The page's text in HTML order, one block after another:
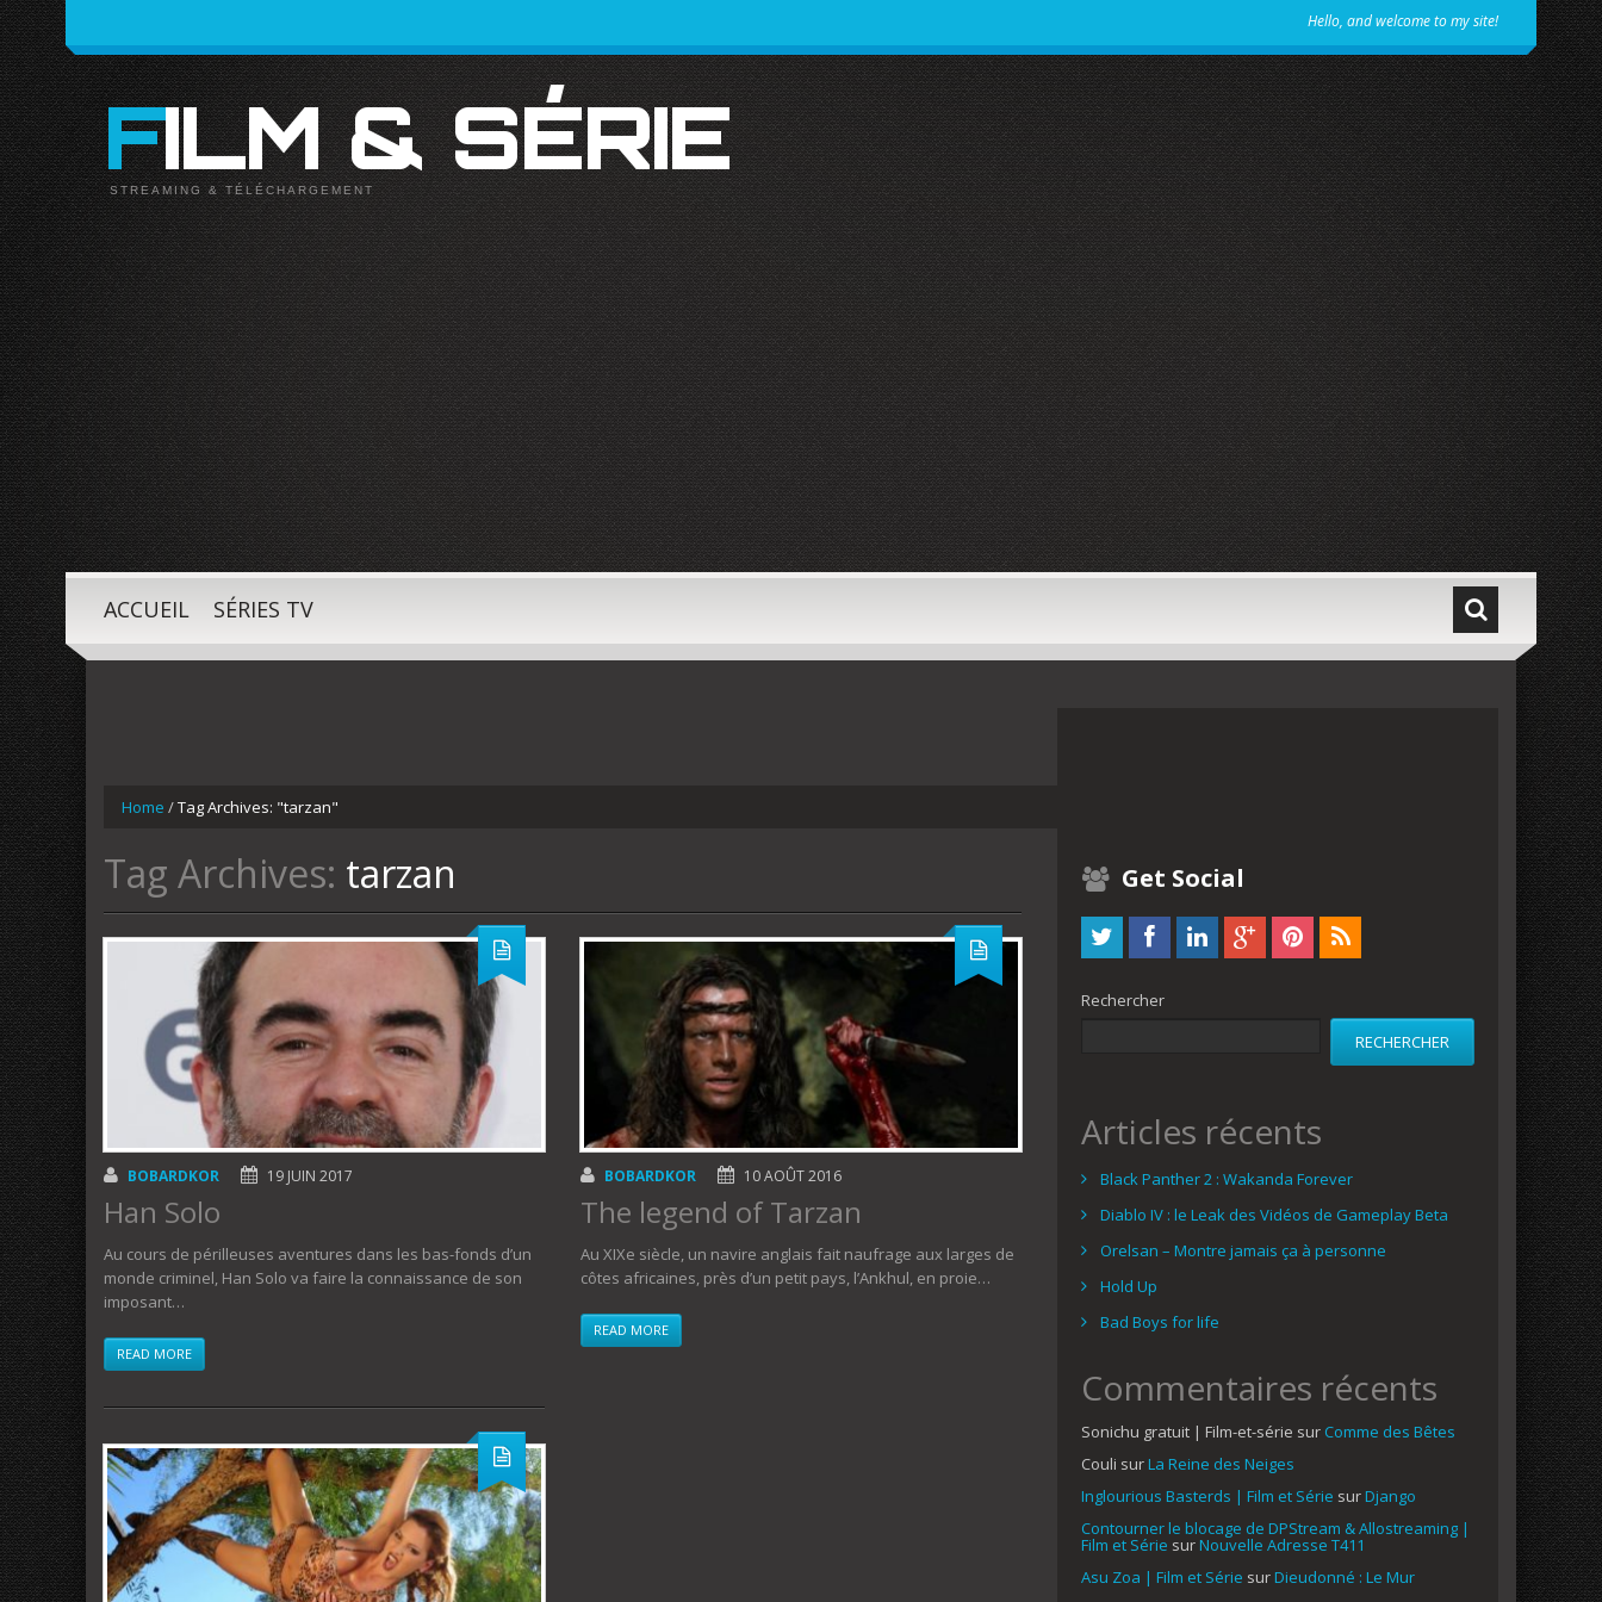
Hello, and welcome to my site!
FILM & SÉRIE
STREAMING & TÉLÉCHARGEMENT
ACCUEIL SÉRIES TV
Home /Tag Archives: "tarzan"
Tag Archives: tarzan
BOBARDKOR 19 JUIN 2017
Han Solo
Au cours de périlleuses aventures dans les bas-fonds d’un
monde criminel, Han Solo va faire la connaissance de son
imposant…
READ MORE
BOBARDKOR 10 AOÛT 2016
The legend of Tarzan
Au XIXe siècle, un navire anglais fait naufrage aux larges de
côtes africaines, près d’un petit pays, l’Ankhul, en proie…
READ MORE
Get Social
Rechercher
RECHERCHER
Articles récents
Black Panther 2 : Wakanda Forever
Diablo IV : le Leak des Vidéos de Gameplay Beta
Orelsan – Montre jamais ça à personne
Hold Up
Bad Boys for life
Commentaires récents
Sonichu gratuit | Film-et-série sur Comme des Bêtes
Couli surLa Reine des Neiges
Inglourious Basterds | Film et Série surDjango
Contourner le blocage de DPStream & Allostreaming |
Film et Série surNouvelle Adresse T411
Asu Zoa | Film et Série surDieudonné : Le Mur